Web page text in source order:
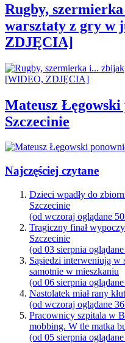
Rugby,
warsztaty z gry w
ZDJĘCIA]
Mateusz Łęgowski
Szczecinie
Najczęściej czytane
Dzieci wpadły do
Szczecinie
(od wczoraj oglądane
Tragiczny finał
Szczecinie
(od 03 sierpnia
Sąsiedzi interweniują w
samotnie w mieszkaniu
(od 06 sierpnia
Nastolatek miał rany
(od wczoraj oglądane
Pracownicy szpitala w
mobbing. W tle matka
(od 05 sierpnia